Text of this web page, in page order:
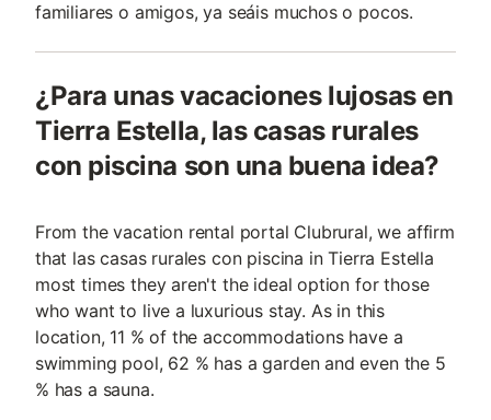
familiares o amigos, ya seáis muchos o pocos.
¿Para unas vacaciones lujosas en
Tierra Estella, las casas rurales
con piscina son una buena idea?
From the vacation rental portal Clubrural, we affirm
that las casas rurales con piscina in Tierra Estella
most times they aren't the ideal option for those
who want to live a luxurious stay. As in this
location, 11 % of the accommodations have a
swimming pool, 62 % has a garden and even the 5
% has a sauna.